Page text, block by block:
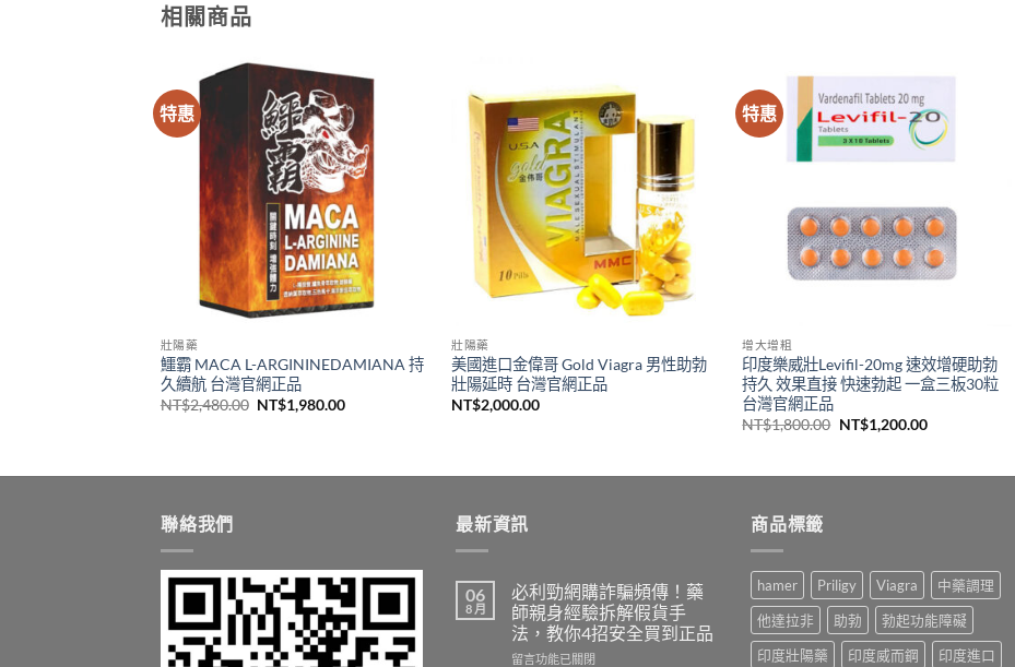
相關商品
特惠
壯陽藥
鱷霸 MACA L-ARGININEDAMIANA 持
久續航 台灣官網正品
NT$2,480.00 原
NT$1,980.00目
壯陽藥
美國進口金偉哥 Gold Viagra 男性助勃
壯陽延時 台灣官網正品
NT$2,000.00
特惠
增大增粗
印度樂威壯Levifil-20mg 速效增硬助勃
持久 效果直接 快速勃起 一盒三板30粒
台灣官網正品
NT$1,800.00 原
NT$1,200.00目
聯絡我們 最新資訊
06
8 月
必利勁網購詐騙頻傳！藥
師親身經驗拆解假貨手
法，教你4招安全買到正品
在
留言功能已關閉
商品標籤
hamer Priligy Viagra
中藥調理
他達拉非
助勃
勃起功能障礙
印度壯陽藥
印度威而鋼
印度進口